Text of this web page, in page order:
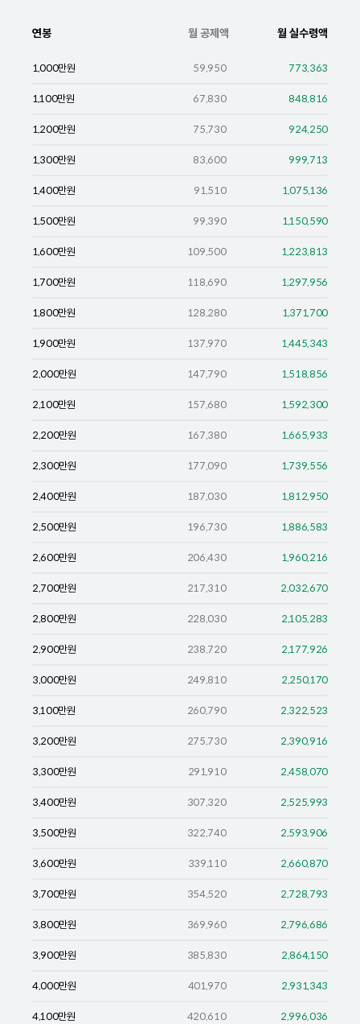
연봉 월 공제액 월 실수령액
1,000만원 59,950 773,363
1,100만원 67,830 848,816
1,200만원 75,730 924,250
1,300만원 83,600 999,713
1,400만원 91,510 1,075,136
1,500만원 99,390 1,150,590
1,600만원 109,500 1,223,813
1,700만원 118,690 1,297,956
1,800만원 128,280 1,371,700
1,900만원 137,970 1,445,343
2,000만원 147,790 1,518,856
2,100만원 157,680 1,592,300
2,200만원 167,380 1,665,933
2,300만원 177,090 1,739,556
2,400만원 187,030 1,812,950
2,500만원 196,730 1,886,583
2,600만원 206,430 1,960,216
2,700만원 217,310 2,032,670
2,800만원 228,030 2,105,283
2,900만원 238,720 2,177,926
3,000만원 249,810 2,250,170
3,100만원 260,790 2,322,523
3,200만원 275,730 2,390,916
3,300만원 291,910 2,458,070
3,400만원 307,320 2,525,993
3,500만원 322,740 2,593,906
3,600만원 339,110 2,660,870
3,700만원 354,520 2,728,793
3,800만원 369,960 2,796,686
3,900만원 385,830 2,864,150
4,000만원 401,970 2,931,343
4,100만원 420,610 2,996,036